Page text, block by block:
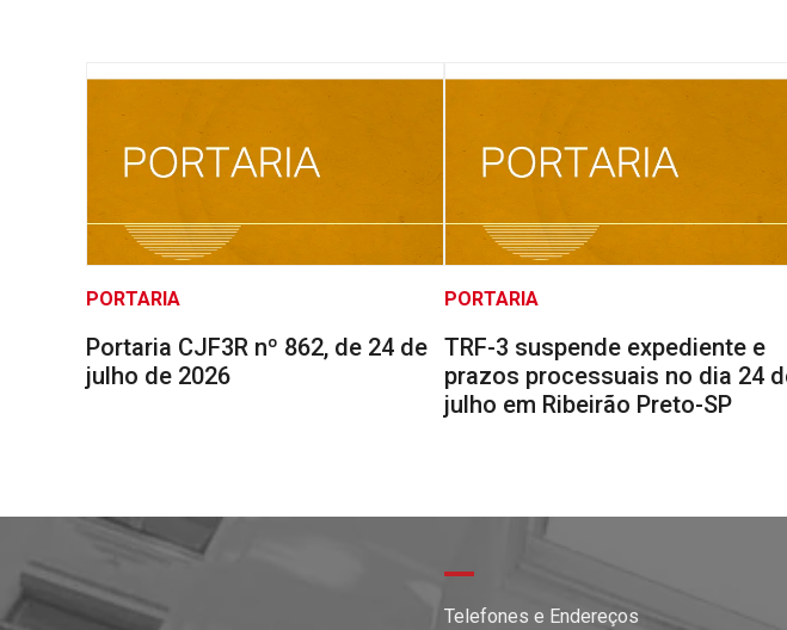
PORTARIA
Portaria CJF3R nº 862, de 24 de
julho de 2026
PORTARIA
TRF-3 suspende expediente e
prazos processuais no dia 24
julho em Ribeirão Preto-SP
Telefones e Endereços